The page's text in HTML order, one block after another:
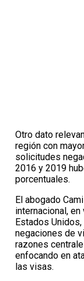
Otro dato
región con
solicitudes
2016 y 2019
porcentuales.
El abogado
internacional,
Estados
negaciones de
razones
enfocando en
las visas.